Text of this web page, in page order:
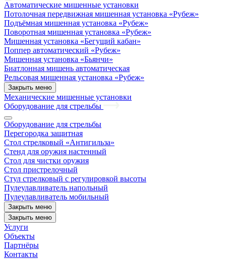
Автоматические мишенные установки
Потолочная передвижная мишенная установка «Рубеж»
Подъёмная мишенная установка «Рубеж»
Поворотная мишенная установка «Рубеж»
Мишенная установка «Бегущий кабан»
Поппер автоматический «Рубеж»
Мишенная установка «Бьянчи»
Биатлонная мишень автоматическая
Рельсовая мишенная установка «Рубеж»
Закрыть меню
Механические мишенные установки
Оборудование для стрельбы
Оборудование для стрельбы
Перегородка защитная
Стол стрелковый «Антигильза»
Стенд для оружия настенный
Стол для чистки оружия
Стол пристрелочный
Стул стрелковый с регулировкой высоты
Пулеулавливатель напольный
Пулеулавливатель мобильный
Закрыть меню
Закрыть меню
Услуги
Объекты
Партнёры
Контакты